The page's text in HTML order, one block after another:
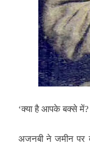
‘क्या है आपके बक्से में?
अजनबी ने जमीन पर